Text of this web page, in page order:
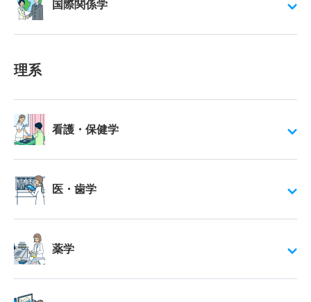
国際関係学
理系
看護・保健学
医・歯学
薬学